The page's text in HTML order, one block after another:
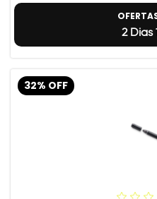
2 Dias
32% OFF